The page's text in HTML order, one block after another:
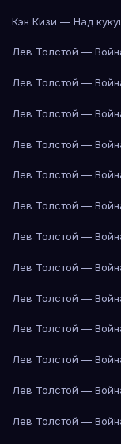
Кэн Кизи — Над
Лев Толстой —
Лев Толстой —
Лев Толстой —
Лев Толстой —
Лев Толстой —
Лев Толстой —
Лев Толстой —
Лев Толстой —
Лев Толстой —
Лев Толстой —
Лев Толстой —
Лев Толстой —
Лев Толстой —